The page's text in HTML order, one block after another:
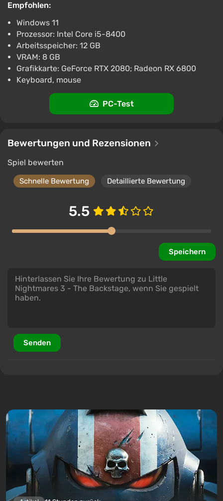
Empfohlen:
Windows 11
Prozessor: Intel Core i5-8400
Arbeitsspeicher: 12 GB
VRAM: 8 GB
Grafikkarte: GeForce RTX 2080; Radeon RX 6800
Keyboard, mouse
PC-Test
Bewertungen und Rezensionen
Spiel bewerten
Schnelle Bewertung Detaillierte Bewertung
5.5
Speichern
Senden